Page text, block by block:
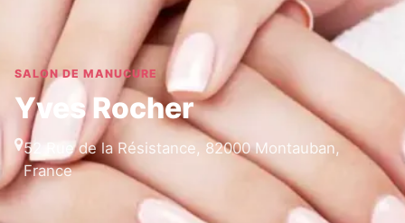
SALON DE MANUCURE
Yves Rocher
52 Rue de la Résistance, 82000 Montauban,
France